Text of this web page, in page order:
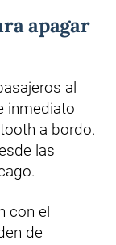
apagar
al
inmediato
a bordo.
las
con el
de